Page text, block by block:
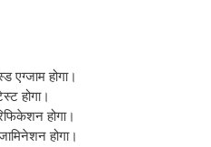
होगा।
होगा।
होगा।
होगा।